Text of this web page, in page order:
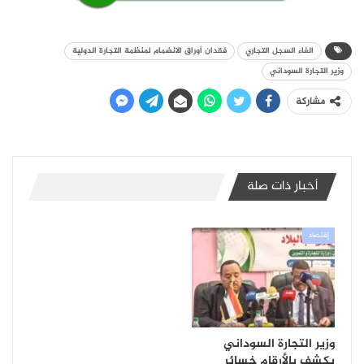
الغاء السجل التجاري
فقدان أوراق الانضمام لمنظمة التجارة الدولية
وزير التجارة السوداني
مشاركة
أخبار ذات صلة
إقتصاد
وزير التجارة السوداني